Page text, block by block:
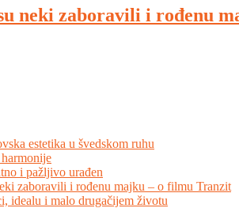
neki zaboravili i rođenu
estetika u švedskom ruhu
i pažljivo urađen
zaboravili i rođenu majku – o filmu Tranzit
idealu i malo drugačijem životu